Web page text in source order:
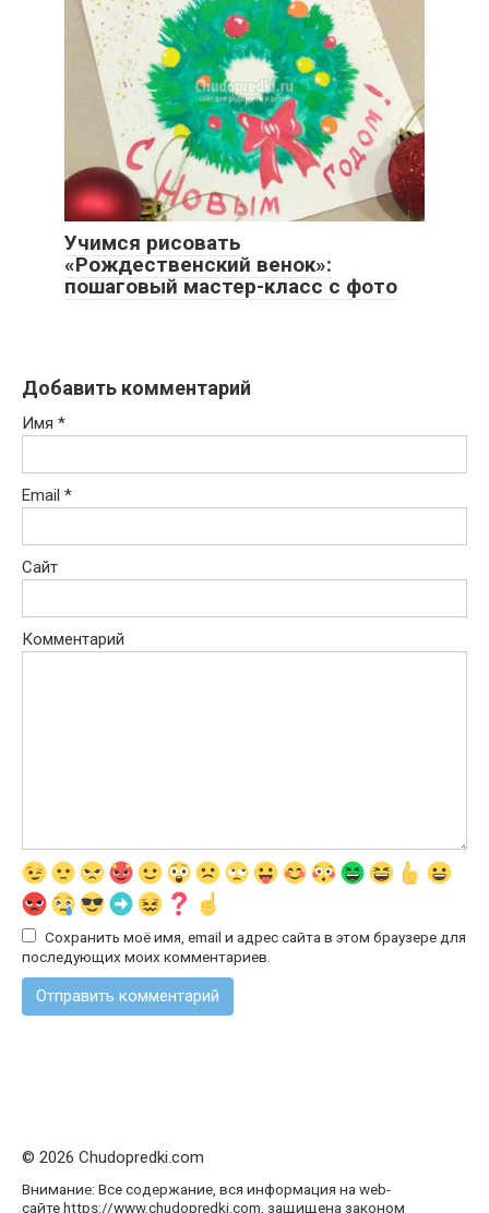
Учимся рисовать
«Рождественский венок»:
пошаговый мастер-класс с фото
Добавить комментарий
Имя *
Email *
Сайт
Комментарий
Сохранить моё имя, email и адрес сайта в этом браузере для
последующих моих комментариев.
© 2026 Chudopredki.com
Внимание: Все содержание, вся информация на web-
сайте https://www.chudopredki.com, защищена законом